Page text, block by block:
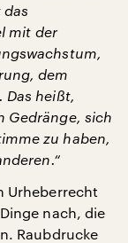
mit der
dem
Das heißt,
Gedränge, sich
zu haben,
Urheberrecht
nach, die
Raubdrucke